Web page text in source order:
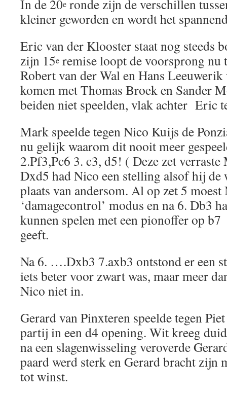
In de 20e ronde zijn de verschillen
kleiner geworden en wordt het
Eric van der Klooster staat nog steeds
zijn 15e remise loopt de voorsprong nu
Robert van der Wal en Hans
komen met Thomas Broek en Sander
beiden niet speelden, vlak achter Eric
Mark speelde tegen Nico Kuijs de
nu gelijk waarom dit nooit meer
2.Pf3,Pc6 3. c3, d5! ( Deze zet
Dxd5 had Nico een stelling alsof hij de
plaats van andersom. Al op zet 5
‘damagecontrol’ modus en na 6. Db3
kunnen spelen met een pionoffer op
geeft.
Na 6. ….Dxb3 7.axb3 ontstond er een
iets beter voor zwart was, maar meer
Nico niet in.
Gerard van Pinxteren speelde tegen
partij in een d4 opening. Wit kreeg
na een slagenwisseling veroverde
paard werd sterk en Gerard bracht zijn
tot winst.